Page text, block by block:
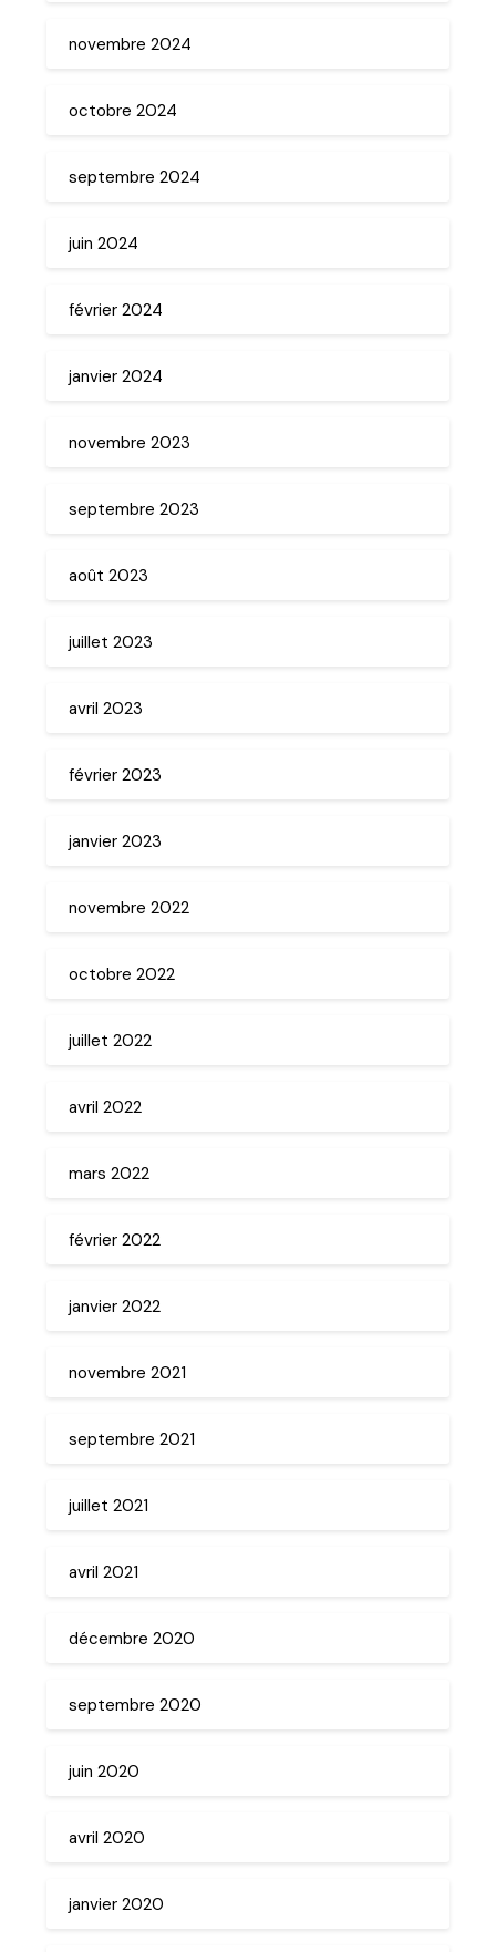
novembre 2024
octobre 2024
septembre 2024
juin 2024
février 2024
janvier 2024
novembre 2023
septembre 2023
août 2023
juillet 2023
avril 2023
février 2023
janvier 2023
novembre 2022
octobre 2022
juillet 2022
avril 2022
mars 2022
février 2022
janvier 2022
novembre 2021
septembre 2021
juillet 2021
avril 2021
décembre 2020
septembre 2020
juin 2020
avril 2020
janvier 2020